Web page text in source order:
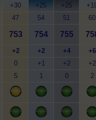
+30
47
753
+2
0
5
+25
54
754
+2
+1
1
+25
51
755
+4
+2
0
60
+6
+2
2